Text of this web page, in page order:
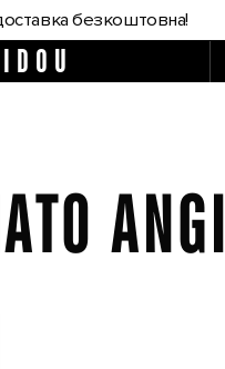
безкоштовна!
ANGI